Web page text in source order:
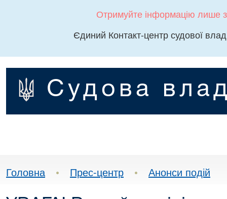
Отримуйте інформацію лише
Єдиний Контакт-центр судової
Судова
Головна • Прес-центр • Анонси подій